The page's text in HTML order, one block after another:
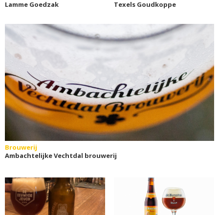
Lamme Goedzak
Texels Goudkoppe
Brouwerij
Ambachtelijke Vechtdal brouwerij